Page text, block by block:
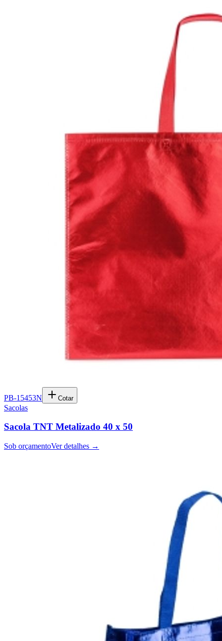
PB-15453N Cotar
Sacolas
Sacola TNT Metalizado 40 x 50
Sob orçamentoVer detalhes →